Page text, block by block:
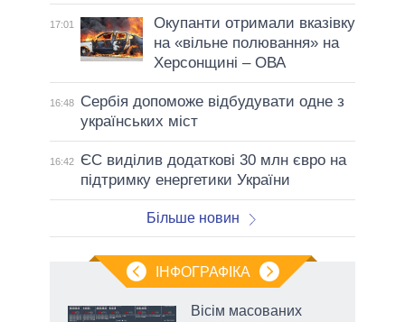
17:01
Окупанти отримали вказівку
на «вільне полювання» на
Херсонщині – ОВА
16:48
Сербія допоможе відбудувати одне з
українських міст
16:42
ЄС виділив додаткові 30 млн євро на
підтримку енергетики України
Більше новин
ІНФОГРАФІКА
Вісім масованих